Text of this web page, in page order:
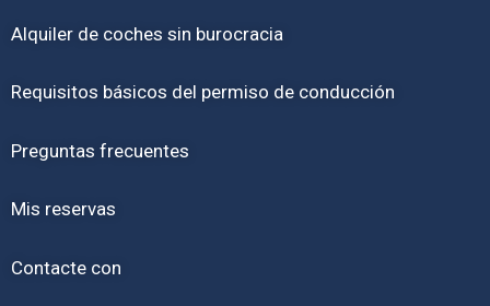
Alquiler de coches sin burocracia
Requisitos básicos del permiso de conducción
Preguntas frecuentes
Mis reservas
Contacte con